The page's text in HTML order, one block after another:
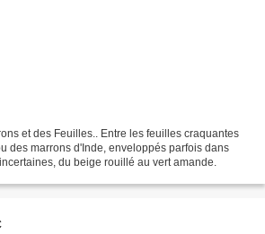
et des Feuilles.. Entre les feuilles craquantes
des marrons d'Inde, enveloppés parfois dans
du beige rouillé au vert amande.